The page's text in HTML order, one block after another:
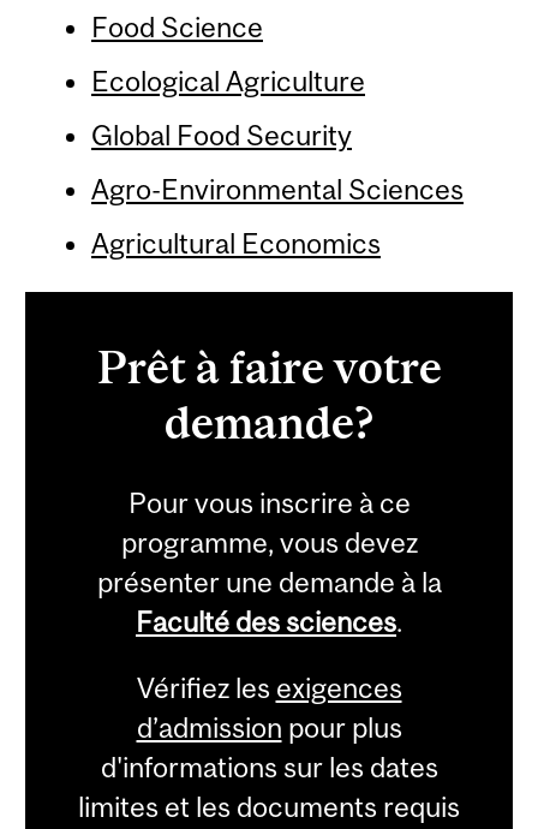
Food Science
Ecological Agriculture
Global Food Security
Agro-Environmental Sciences
Agricultural Economics
Prêt à faire votre
demande?
Pour vous inscrire à ce
programme, vous devez
présenter une demande à la
Faculté des sciences.
Vérifiez les exigences
d’admission pour plus
d'informations sur les dates
limites et les documents requis